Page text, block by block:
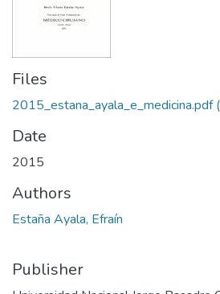
Files
2015_estana_ayala_e_medicina.pdf
Date
2015
Authors
Estaña Ayala, Efraín
Publisher